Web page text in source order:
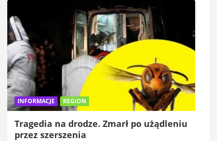
INFORMACJE REGION
Tragedia na drodze. Zmarł po użądleniu
przez szerszenia